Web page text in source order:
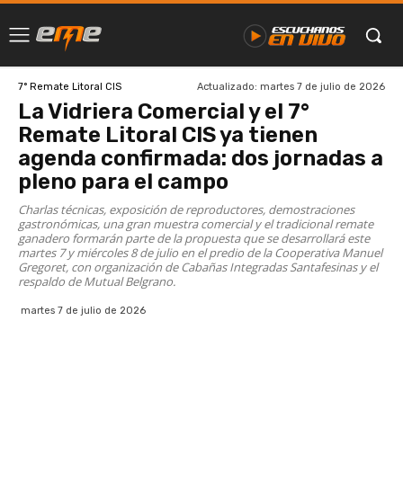
7° Remate Litoral CIS Actualizado: martes 7 de julio de 2026
La Vidriera Comercial y el 7°
Remate Litoral CIS ya tienen
agenda confirmada: dos jornadas a
pleno para el campo
Charlas técnicas, exposición de reproductores, demostraciones
gastronómicas, una gran muestra comercial y el tradicional remate
ganadero formarán parte de la propuesta que se desarrollará este
martes 7 y miércoles 8 de julio en el predio de la Cooperativa Manuel
Gregoret, con organización de Cabañas Integradas Santafesinas y el
respaldo de Mutual Belgrano.
martes 7 de julio de 2026